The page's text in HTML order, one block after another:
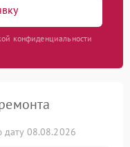
конфиденциальности
08.08.2026